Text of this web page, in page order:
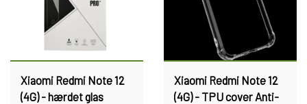
Xiaomi Redmi Note 12
(4G) - hærdet glas
Xiaomi Redmi Note 12
(4G) - TPU cover Anti-